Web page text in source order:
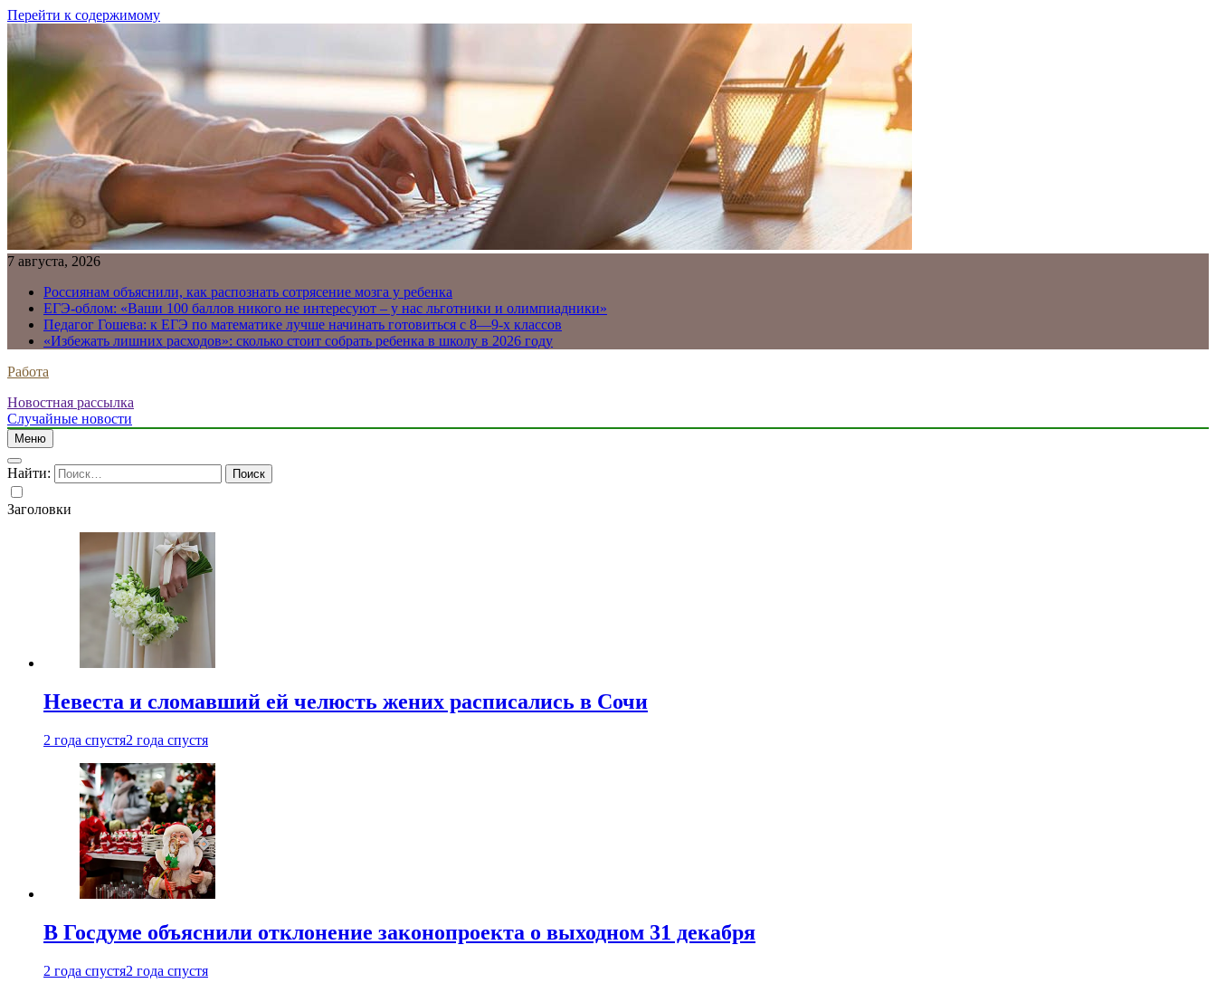
Перейти к содержимому
7 августа, 2026
Россиянам объяснили, как распознать сотрясение мозга у ребенка
ЕГЭ-облом: «Ваши 100 баллов никого не интересуют – у нас льготники и олимпиадники»
Педагог Гошева: к ЕГЭ по математике лучше начинать готовиться с 8—9-х классов
«Избежать лишних расходов»: сколько стоит собрать ребенка в школу в 2026 году
Работа
Новостная рассылка
Случайные новости
Меню
Найти:
Заголовки
Невеста и сломавший ей челюсть жених расписались в Сочи
2 года спустя2 года спустя
В Госдуме объяснили отклонение законопроекта о выходном 31 декабря
2 года спустя2 года спустя